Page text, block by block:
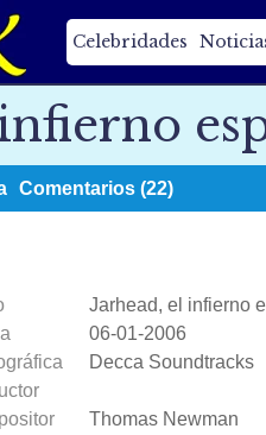
Celebridades
Comentarios (22)
Jarhead, el infierno
06-01-2006
Decca Soundtracks
Thomas Newman